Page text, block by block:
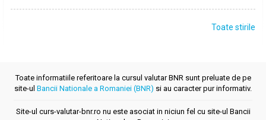
Toate stirile
Toate informatiile referitoare la cursul valutar BNR sunt preluate de pe
site-ul Bancii Nationale a Romaniei (BNR) si au caracter pur informativ.
Site-ul curs-valutar-bnr.ro nu este asociat in niciun fel cu site-ul Bancii